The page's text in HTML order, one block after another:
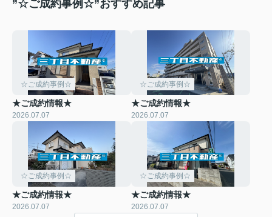
”☆ご成約事例☆”おすすめ記事
☆ご成約事例☆
★ご成約情報★
2026.07.07
☆ご成約事例☆
★ご成約情報★
2026.07.07
☆ご成約事例☆
★ご成約情報★
2026.07.07
☆ご成約事例☆
★ご成約情報★
2026.07.07